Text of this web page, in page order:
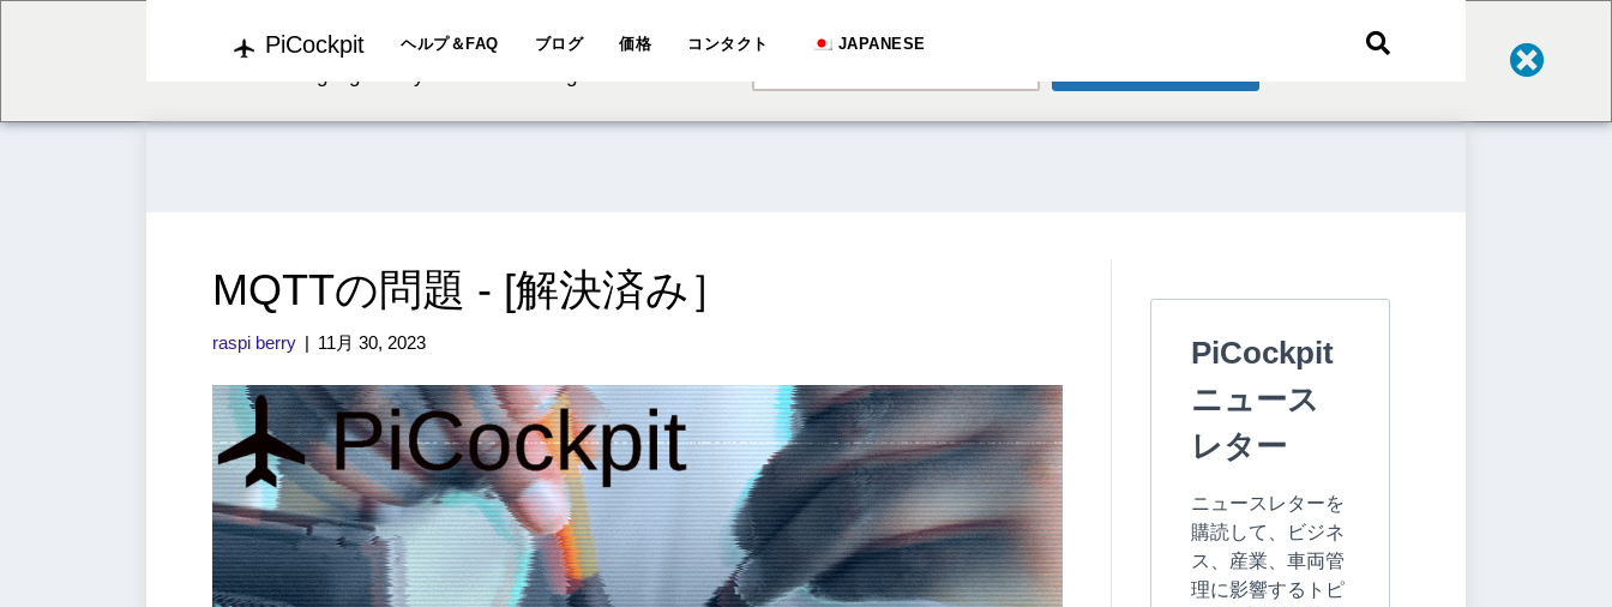
We've detected you might be speaking a different
English
PiCockpit ヘルプ＆FAQ ブログ 価格 コンタクト JAPANESE
MQTTの問題 - [解決済み］
raspi berry | 11月 30, 2023
PiCockpit
ニュース
レター
ニュースレターを
購読して、ビジネ
ス、産業、車両管
理に影響するトピ